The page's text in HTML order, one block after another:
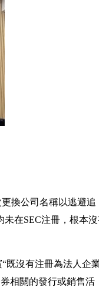
換公司名稱以逃避追
未在SEC注冊，根本
既沒有注冊為法人企
相關的發行或銷售活